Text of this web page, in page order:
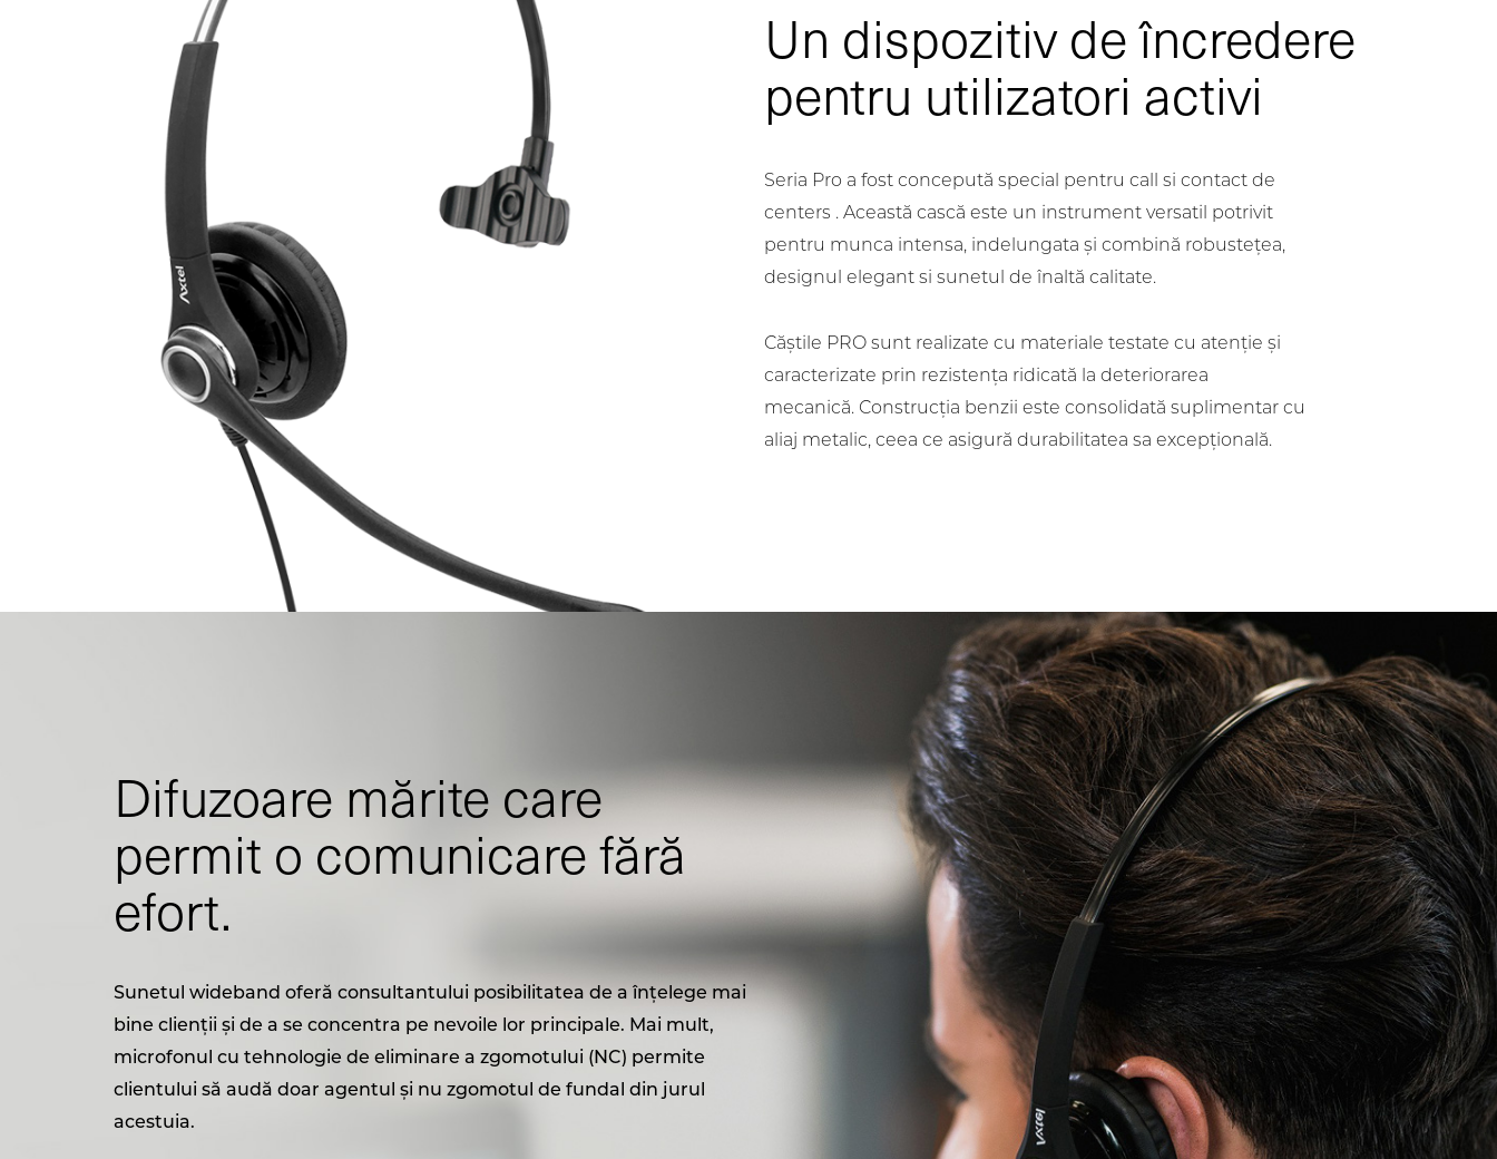
Un dispozitiv de încredere
pentru utilizatori activi
Seria Pro a fost concepută special pentru call si contact de
centers . Această cască este un instrument versatil potrivit
pentru munca intensa, indelungata și combină robustețea,
designul elegant si sunetul de înaltă calitate.
Căștile PRO sunt realizate cu materiale testate cu atenție și
caracterizate prin rezistența ridicată la deteriorarea
mecanică. Construcția benzii este consolidată suplimentar cu
aliaj metalic, ceea ce asigură durabilitatea sa excepțională.
Difuzoare mărite care
permit o comunicare fără
efort.
Sunetul wideband oferă consultantului posibilitatea de a înțelege mai
bine clienții și de a se concentra pe nevoile lor principale. Mai mult,
microfonul cu tehnologie de eliminare a zgomotului (NC) permite
clientului să audă doar agentul și nu zgomotul de fundal din jurul
acestuia.